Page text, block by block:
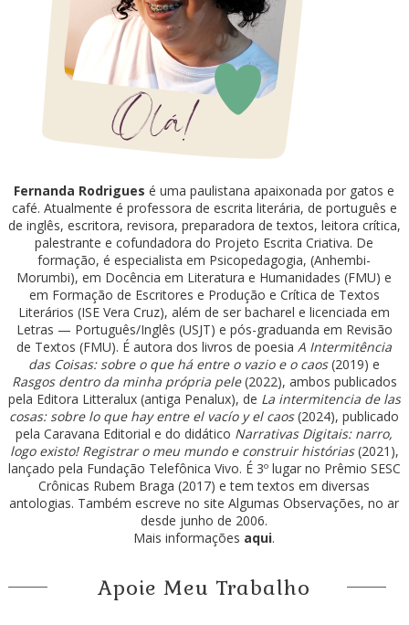
Fernanda Rodrigues é uma paulistana apaixonada por gatos e
café. Atualmente é professora de escrita literária, de português e
de inglês, escritora, revisora, preparadora de textos, leitora crítica,
palestrante e cofundadora do Projeto Escrita Criativa. De
formação, é especialista em Psicopedagogia, (Anhembi-
Morumbi), em Docência em Literatura e Humanidades (FMU) e
em Formação de Escritores e Produção e Crítica de Textos
Literários (ISE Vera Cruz), além de ser bacharel e licenciada em
Letras — Português/Inglês (USJT) e pós-graduanda em Revisão
de Textos (FMU). É autora dos livros de poesia A Intermitência
das Coisas: sobre o que há entre o vazio e o caos(2019) e
Rasgos dentro da minha própria pele(2022), ambos publicados
pela Editora Litteralux (antiga Penalux), de La intermitencia de las
cosas: sobre lo que hay entre el vacío y el caos(2024), publicado
pela Caravana Editorial e do didático Narrativas Digitais: narro,
logo existo! Registrar o meu mundo e construir histórias(2021),
lançado pela Fundação Telefônica Vivo. É 3º lugar no Prêmio SESC
Crônicas Rubem Braga (2017) e tem textos em diversas
antologias. Também escreve no site Algumas Observações, no ar
desde junho de 2006.
Mais informações aqui.
Apoie Meu Trabalho